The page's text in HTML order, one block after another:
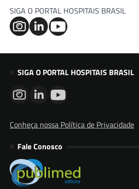
SIGA O PORTAL HOSPITAIS BRASIL
SIGA O PORTAL HOSPITAIS BRASIL
Conheça nossa Política de Privacidade
Fale Conosco